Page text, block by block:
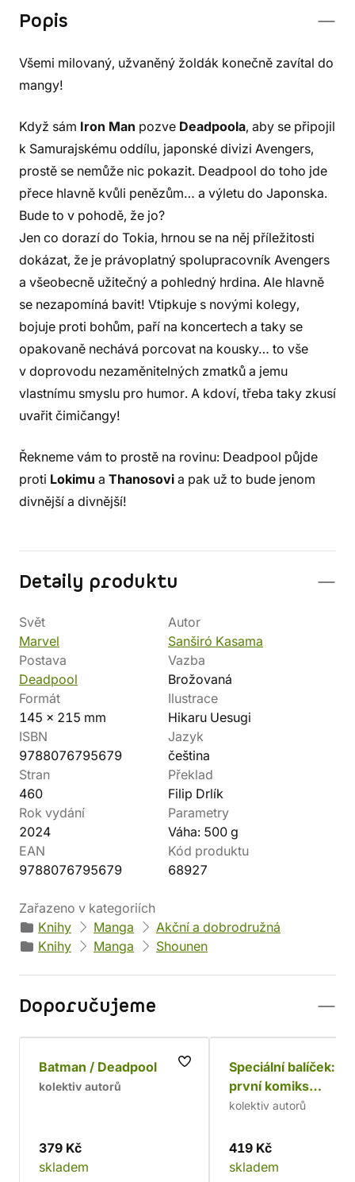
Popis
Všemi milovaný, užvaněný žoldák konečně zavítal do
mangy!
Když sám Iron Man pozve Deadpoola, aby se připojil
k Samurajskému oddílu, japonské divizi Avengers,
prostě se nemůže nic pokazit. Deadpool do toho jde
přece hlavně kvůli penězům… a výletu do Japonska.
Bude to v pohodě, že jo?
Jen co dorazí do Tokia, hrnou se na něj příležitosti
dokázat, že je právoplatný spolupracovník Avengers
a všeobecně užitečný a pohledný hrdina. Ale hlavně
se nezapomíná bavit! Vtipkuje s novými kolegy,
bojuje proti bohům, paří na koncertech a taky se
opakovaně nechává porcovat na kousky… to vše
v doprovodu nezaměnitelných zmatků a jemu
vlastnímu smyslu pro humor. A kdoví, třeba taky zkusí
uvařit čimičangy!
Řekneme vám to prostě na rovinu: Deadpool půjde
proti Lokimu a Thanosovi a pak už to bude jenom
divnější a divnější!
Detaily produktu
Svět
Marvel
Autor
Sanširó Kasama
Postava
Deadpool
Vazba
Brožovaná
Formát
145 x 215 mm
Ilustrace
Hikaru Uesugi
ISBN
9788076795679
Jazyk
čeština
Stran
460
Překlad
Filip Drlík
Rok vydání
2024
Parametry
Váha: 500 g
EAN
9788076795679
Kód produktu
68927
Zařazeno v kategoriích
Knihy
Manga
Akční a dobrodružná
Knihy
Manga Shounen
Doporučujeme
Batman / Deadpool
kolektiv autorů
379 Kč
skladem
Speciální balíček:
první komiks
(Avengers, Spider-
kolektiv autorů
419 Kč
skladem